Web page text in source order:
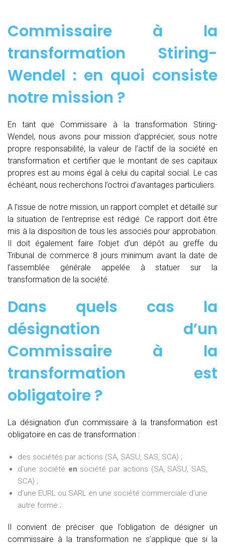
Commissaire à la
transformation Stiring-
Wendel : en quoi consiste
notre mission ?
En tant que Commissaire à la transformation Stiring-
Wendel, nous avons pour mission d’apprécier, sous notre
propre responsabilité, la valeur de l’actif de la société en
transformation et certifier que le montant de ses capitaux
propres est au moins égal à celui du capital social. Le cas
échéant, nous recherchons l’octroi d’avantages particuliers.
A l’issue de notre mission, un rapport complet et détaillé sur
la situation de l’entreprise est rédigé. Ce rapport doit être
mis à la disposition de tous les associés pour approbation.
Il doit également faire l’objet d’un dépôt au greffe du
Tribunal de commerce 8 jours minimum avant la date de
l’assemblée générale appelée à statuer sur la
transformation de la société.
Dans quels cas la
désignation d’un
Commissaire à la
transformation est
obligatoire ?
La désignation d’un commissaire à la transformation est
obligatoire en cas de transformation :
des sociétés par actions (SA, SASU, SAS, SCA) ;
d’une société en société par actions (SA, SASU, SAS,
SCA) ;
d’une EURL ou SARL en une société commerciale d’une
autre forme ;
Il convient de préciser que l’obligation de désigner un
commissaire à la transformation ne s’applique que si la